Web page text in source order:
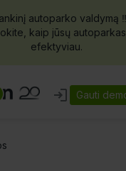
autoparko valdymą ‼️
kaip jūsų
efektyviau.
Gauti